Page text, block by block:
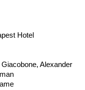
Hotel
Alexander